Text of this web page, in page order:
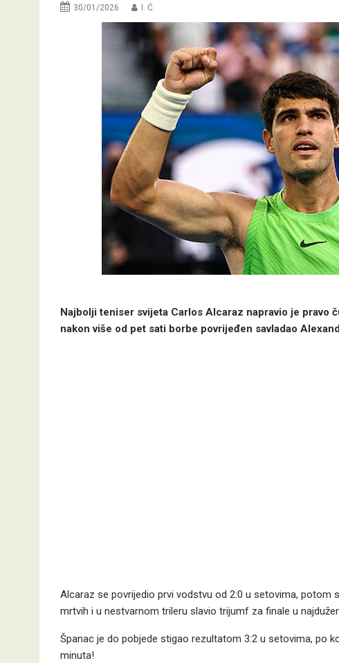
30/01/2026 I. Ć.
Najbolji teniser svijeta Carlos Alcaraz napravio je pravo
nakon više od pet sati borbe povrijeđen savladao
Alcaraz se povrijedio prvi vodstvu od 2:0 u setovima, potom
mrtvih i u nestvarnom trileru slavio trijumf za finale u
Španac je do pobjede stigao rezultatom 3:2 u setovima, po
minuta!